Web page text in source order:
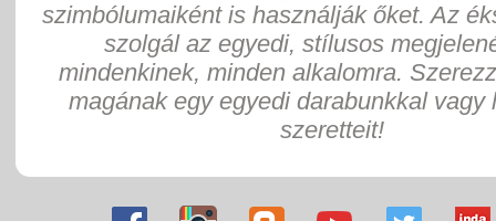
szimbólumaiként is használják őket. Az
szolgál az egyedi, stílusos
mindenkinek, minden alkalomra.
magának egy egyedi darabunkkal vagy
szeretteit!